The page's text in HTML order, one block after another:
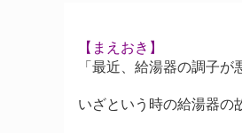
【まえおき】
「最近、給湯器の調子
いざという時の給湯器の